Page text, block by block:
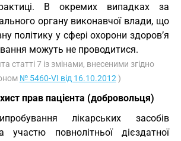
В окремих випадках за
органу виконавчої влади, що
політику у сфері охорони здоров’я
можуть не проводитися.
статті 7 із змінами, внесеними згідно
№ 5460-VI від 16.10.2012 )
прав пацієнта (добровольця)
лікарських засобів
участю повнолітньої дієздатної